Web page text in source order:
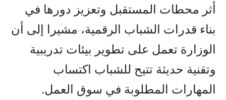
أثر محطات المستقبل وتعزيز دورها في
بناء قدرات الشباب الرقمية، مشيرا إلى أن
الوزارة تعمل على تطوير بيئات تدريبية
وتقنية حديثة تتيح للشباب اكتساب
المهارات المطلوبة في سوق العمل.